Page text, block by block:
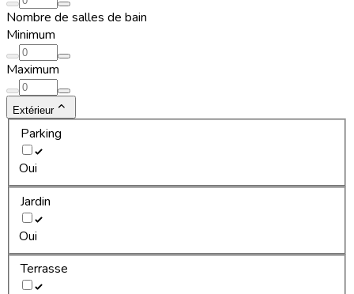
Nombre de salles de bain
Minimum
Maximum
Extérieur
Parking
Oui
Jardin
Oui
Terrasse